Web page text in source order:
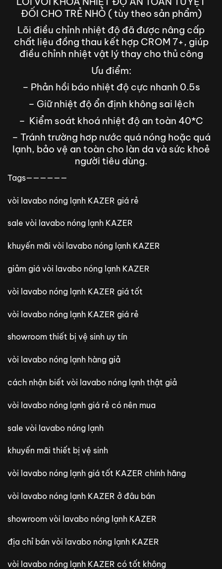
ĐỐI CHO TRẺ NHỎ ( tùy theo sản phẩm)
Lõi điều chỉnh nhiệt độ đã được nâng cấp
chất liệu đồng thau kết hợp CROM 7+, giúp
điều chỉnh nhiệt vật lý thay cho thủ công
Ưu điểm:
– Phản hồi báo nhiệt độ cực nhanh 0.5s
– Giữ nhiệt độ ổn định không sai lệch
– Kiểm soát khoá nhiệt độ an toàn 40*C
– Tránh trường hơp nước quá nóng hoặc quá
lạnh, bảo vệ an toàn cho làn da và sức khoẻ
người tiêu dùng.
Tags——————
vòi lavabo nóng lạnh KAZER giá rẻ
sale vòi lavabo nóng lạnh KAZER
khuyến mãi vòi lavabo nóng lạnh KAZER
giảm giá vòi lavabo nóng lạnh KAZER
vòi lavabo nóng lạnh KAZER giá tốt
vòi lavabo nóng lạnh KAZER giá rẻ
showroom thiết bị vệ sinh uy tín
vòi lavabo nóng lạnh hàng giả
cách nhận biết vòi lavabo nóng lạnh thật giả
vòi lavabo nóng lạnh giá rẻ có nên mua
sale vòi lavabo nóng lạnh
khuyến mãi thiết bị vệ sinh
vòi lavabo nóng lạnh giá tốt KAZER chính hãng
vòi lavabo nóng lạnh KAZER ở đâu bán
showroom vòi lavabo nóng lạnh KAZER
địa chỉ bán vòi lavabo nóng lạnh KAZER
vòi lavabo nóng lạnh KAZER có tốt không